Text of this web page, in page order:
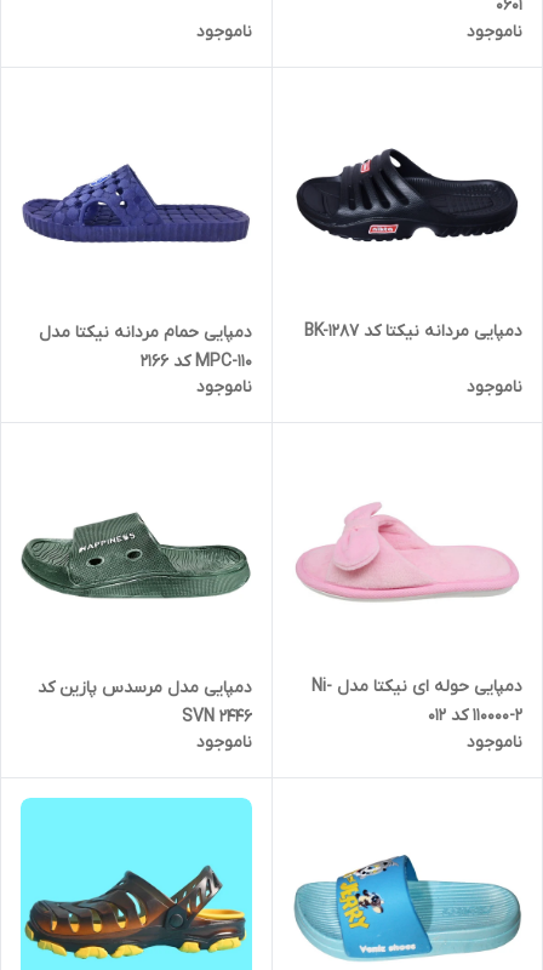
0601
ناموجود
ناموجود
دمپایی مردانه نیکتا کد BK-1287
ناموجود
دمپایی حمام مردانه نیکتا مدل
MPC-110 کد 2166
ناموجود
دمپایی حوله ای نیکتا مدل Ni-
110000-2 کد 012
ناموجود
دمپایی مدل مرسدس پازین کد
SVN 2446
ناموجود